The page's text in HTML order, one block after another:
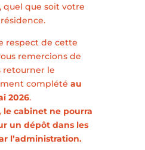
quel que soit votre
respect de cette
remercions de
retourner le
complété au
2026.
le cabinet ne pourra
un dépôt dans les
l’administration.